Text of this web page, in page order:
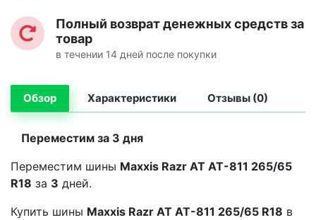
Полный возврат денежных средств за
товар
в течении 14 дней после покупки
Обзор Характеристики Отзывы (0)
Переместим за 3 дня
Переместим шины Maxxis Razr AT AT-811 265/65
R18 за 3 дней.
Купить шины Maxxis Razr AT AT-811 265/65 R18 в